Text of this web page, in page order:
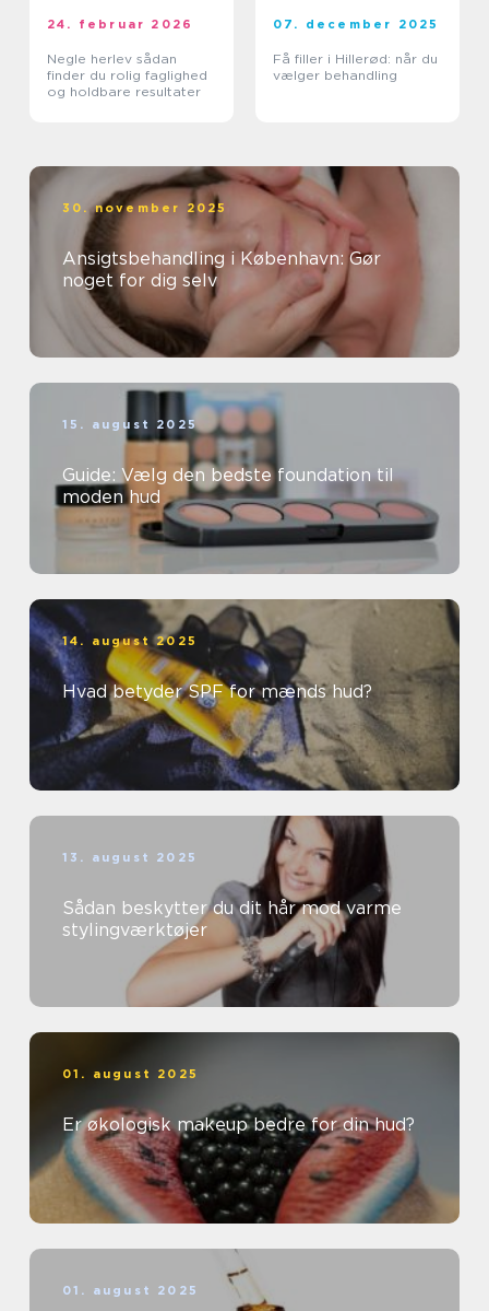
24. februar 2026
Negle herlev sådan
finder du rolig faglighed
og holdbare resultater
07. december 2025
Få filler i Hillerød: når du
vælger behandling
30. november 2025
Ansigtsbehandling i København: Gør
noget for dig selv
15. august 2025
Guide: Vælg den bedste foundation til
moden hud
14. august 2025
Hvad betyder SPF for mænds hud?
13. august 2025
Sådan beskytter du dit hår mod varme
stylingværktøjer
01. august 2025
Er økologisk makeup bedre for din hud?
01. august 2025